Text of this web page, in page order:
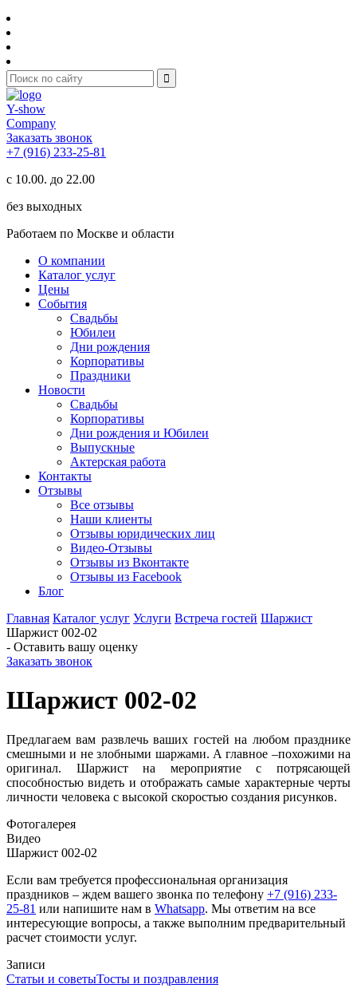
Y-show
Company
Заказать звонок
+7 (916) 233-25-81
с 10.00. до 22.00
без выходных
Работаем по Москве и области
О компании
Каталог услуг
Цены
События
Свадьбы
Юбилеи
Дни рождения
Корпоративы
Праздники
Новости
Свадьбы
Корпоративы
Дни рождения и Юбилеи
Выпускные
Актерская работа
Контакты
Отзывы
Все отзывы
Наши клиенты
Отзывы юридических лиц
Видео-Отзывы
Отзывы из Вконтакте
Отзывы из Facebook
Блог
Главная Каталог услуг Услуги Встреча гостей Шаржист
Шаржист 002-02
- Оставить вашу оценку
Заказать звонок
Шаржист 002-02
Предлагаем вам развлечь ваших гостей на любом празднике
смешными и не злобными шаржами. А главное –похожими на
оригинал. Шаржист на мероприятие с потрясающей
способностью видеть и отображать самые характерные черты
личности человека с высокой скоростью создания рисунков.
Фотогалерея
Видео
Шаржист 002-02
Если вам требуется профессиональная организация
праздников – ждем вашего звонка по телефону +7 (916) 233-
25-81 или напишите нам в Whatsapp. Мы ответим на все
интересующие вопросы, а также выполним предварительный
расчет стоимости услуг.
Записи
Статьи и советыТосты и поздравления